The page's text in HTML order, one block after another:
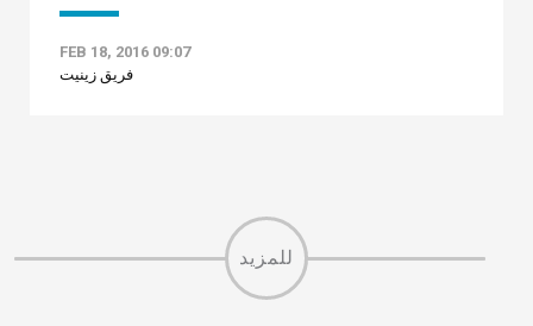
FEB 18, 2016 09:07
فريق زينيت
للمزيد